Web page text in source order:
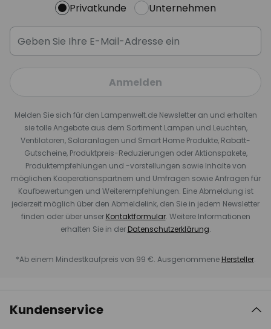
Privatkunde Unternehmen
Anmelden
Melden Sie sich für den Lampenwelt.de Newsletter an und erhalten
sie tolle Angebote aus dem Sortiment Lampen und Leuchten,
Ventilatoren, Solaranlagen und Smart Home Produkte, Rabatt-
Gutscheine, Produktpreis-Reduzierungen oder Aktionspakete,
Produktempfehlungen und -vorstellungen sowie Inhalte von
möglichen Kooperationspartnern und Umfragen sowie Anfragen für
Kaufbewertungen und Weiterempfehlungen. Eine Abmeldung ist
jederzeit möglich über den Abmeldelink, den Sie in jedem Newsletter
finden oder über unser Kontaktformular. Weitere Informationen
erhalten Sie in der Datenschutzerklärung.
*Ab einem Mindestkaufpreis von 99 €. Ausgenommene Hersteller.
Kundenservice